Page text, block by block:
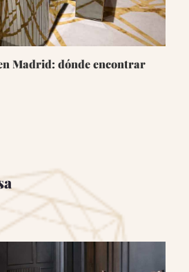
Madrid: dónde encontrar